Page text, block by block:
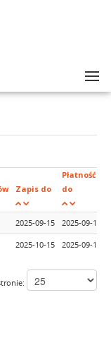
Zapis do
Płatność
do
2025-09-15 2025-09-15
2025-10-15 2025-09-15